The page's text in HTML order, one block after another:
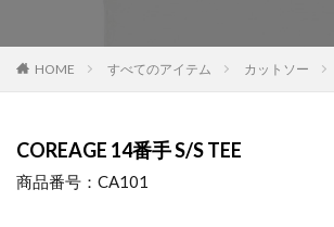
HOME すべてのアイテム カットソー
COREAGE 14番手 S/S TEE
商品番号：CA101